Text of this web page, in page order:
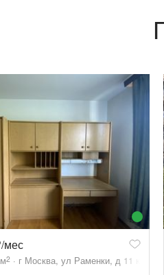
/мес
м2 г Москва, ул Раменки, д 11 к 1